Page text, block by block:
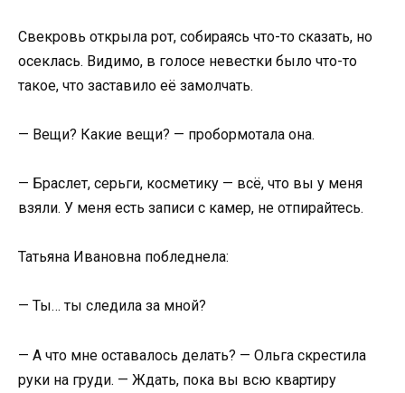
Свекровь открыла рот, собираясь что-то сказать, но
осеклась. Видимо, в голосе невестки было что-то
такое, что заставило её замолчать.
— Вещи? Какие вещи? — пробормотала она.
— Браслет, серьги, косметику — всё, что вы у меня
взяли. У меня есть записи с камер, не отпирайтесь.
Татьяна Ивановна побледнела:
— Ты… ты следила за мной?
— А что мне оставалось делать? — Ольга скрестила
руки на груди. — Ждать, пока вы всю квартиру